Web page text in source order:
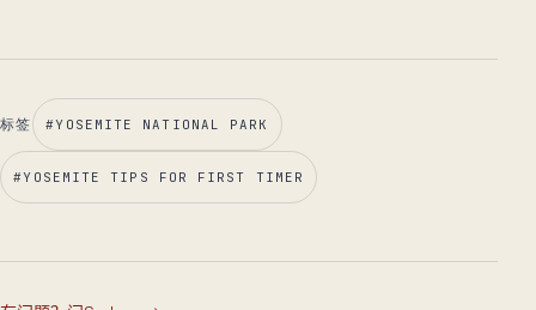
标签 #YOSEMITE NATIONAL PARK
#YOSEMITE TIPS FOR FIRST TIMER